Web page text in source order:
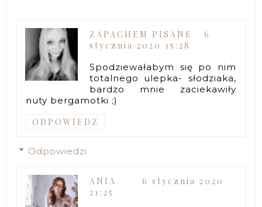
ZAPACHEM PISANE
6
stycznia 2020 15:28
Spodziewałabym się po nim
totalnego ulepka- słodziaka,
bardzo mnie zaciekawiły
nuty bergamotki ;)
ODPOWIEDZ
Odpowiedzi
ANIA
6 stycznia 2020
21:25